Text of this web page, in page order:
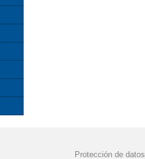
Protección de datos